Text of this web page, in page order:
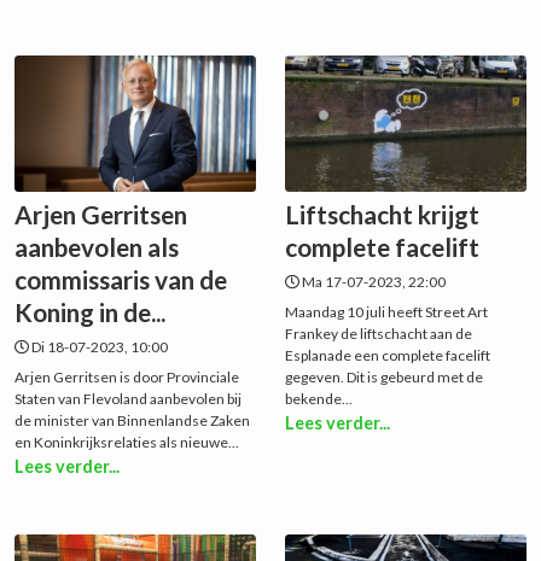
Arjen Gerritsen
aanbevolen als
commissaris van de
Koning in de...
Di 18-07-2023, 10:00
Arjen Gerritsen is door Provinciale
Staten van Flevoland aanbevolen bij
de minister van Binnenlandse Zaken
en Koninkrijksrelaties als nieuwe...
Lees verder...
Liftschacht krijgt
complete facelift
Ma 17-07-2023, 22:00
Maandag 10 juli heeft Street Art
Frankey de liftschacht aan de
Esplanade een complete facelift
gegeven. Dit is gebeurd met de
bekende...
Lees verder...